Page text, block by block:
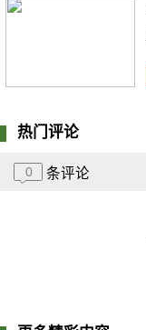
热门评论
0 条评论